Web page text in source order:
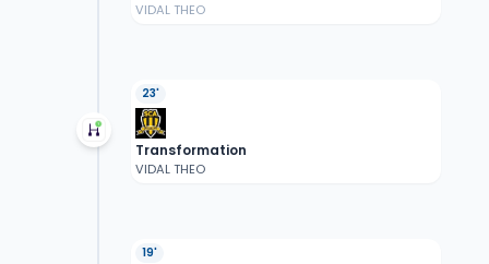
VIDAL THEO
23'
Transformation
VIDAL THEO
19'